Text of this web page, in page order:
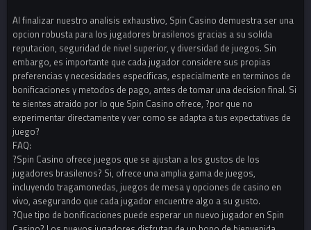
Al finalizar nuestro analisis exhaustivo, Spin Casino demuestra ser una
opcion robusta para los jugadores brasilenos gracias a su solida
reputacion, seguridad de nivel superior, y diversidad de juegos. Sin
embargo, es importante que cada jugador considere sus propias
preferencias y necesidades especificas, especialmente en terminos de
bonificaciones y metodos de pago, antes de tomar una decision final. Si
te sientes atraido por lo que Spin Casino ofrece, ?por que no
experimentar directamente y ver como se adapta a tus expectativas de
juego?
FAQ:
?Spin Casino ofrece juegos que se ajustan a los gustos de los
jugadores brasilenos? Si, ofrece una amplia gama de juegos,
incluyendo tragamonedas, juegos de mesa y opciones de casino en
vivo, asegurando que cada jugador encuentre algo a su gusto.
?Que tipo de bonificaciones puede esperar un nuevo jugador en Spin